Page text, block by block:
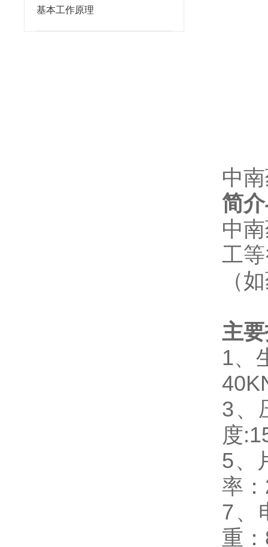
基本工作原理
中
简
中
工
（
主
1、
3
度
5
率
7
重